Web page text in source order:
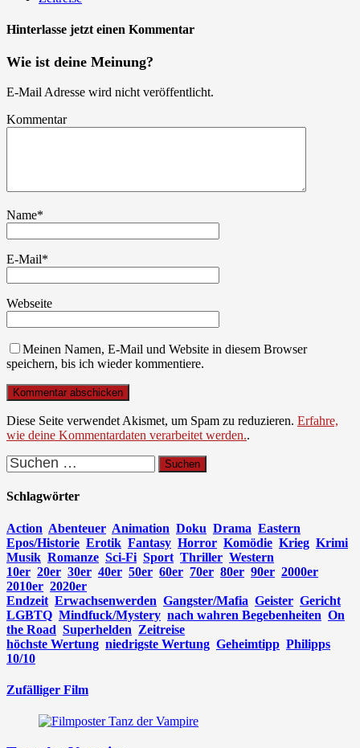
Hinterlasse jetzt einen Kommentar
Wie ist deine Meinung?
E-Mail Adresse wird nicht veröffentlicht.
Kommentar
Name*
E-Mail*
Webseite
Meinen Namen, E-Mail und Website in diesem Browser
speichern, bis ich wieder kommentiere.
Diese Seite verwendet Akismet, um Spam zu reduzieren. Erfahre,
wie deine Kommentardaten verarbeitet werden..
Suchen
nach:
Schlagwörter
Action Abenteuer Animation Doku Drama Eastern
Epos/Historie Erotik Fantasy Horror Komödie Krieg Krimi
Musik Romanze Sci-Fi Sport Thriller Western
10er 20er 30er 40er 50er 60er 70er 80er 90er 2000er
2010er 2020er
Endzeit Erwachsenwerden Gangster/Mafia Geister Gericht
LGBTQ Mindfuck/Mystery nach wahren Begebenheiten On
the Road Superhelden Zeitreise
höchste Wertung niedrigste Wertung Geheimtipp Philipps
10/10
Zufälliger Film